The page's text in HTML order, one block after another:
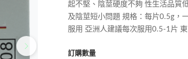
起不堅、陰莖硬度不夠 性生活品質
及陰莖短小問題 規格：每片0.5g，
服用 亞洲人建議每次服用0.5-1片 東
訂購數量